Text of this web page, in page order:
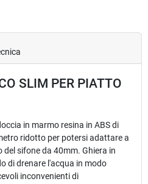
SLIM PER PIATTO
in marmo resina in ABS di
ridotto per potersi adattare a
sifone da 40mm. Ghiera in
di drenare l'acqua in modo
inconvenienti di